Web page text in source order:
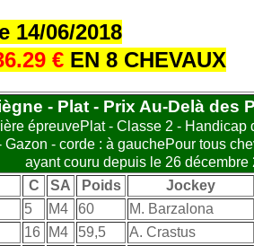
14/06/2018
€ EN 8 CHEVAUX
- Plat - Prix Au-Delà des
épreuvePlat - Classe 2 -
Gazon - corde : à gauchePour tous
ayant couru depuis le 26 décembre
C SA Poids
Jockey
5 M4 60
M. Barzalona
16 M4 59,5
A. Crastus